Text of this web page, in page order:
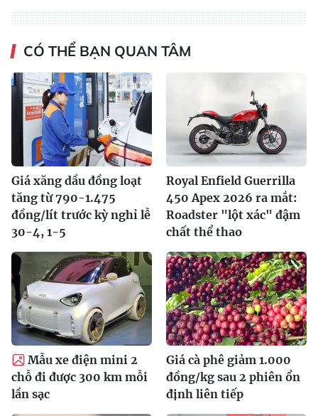
CÓ THỂ BẠN QUAN TÂM
Giá xăng dầu đồng loạt
tăng từ 790-1.475
đồng/lít trước kỳ nghỉ lễ
30-4, 1-5
Royal Enfield Guerrilla
450 Apex 2026 ra mắt:
Roadster "lột xác" đậm
chất thể thao
Mẫu xe điện mini 2
chỗ đi được 300 km mỗi
lần sạc
Giá cà phê giảm 1.000
đồng/kg sau 2 phiên ổn
định liên tiếp